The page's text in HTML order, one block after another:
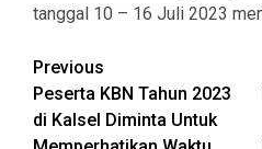
tanggal 10 – 16 Juli 2023
Continue
Reading
Previous
Peserta KBN Tahun 2023
di Kalsel Diminta Untuk